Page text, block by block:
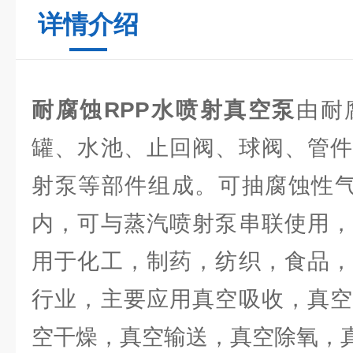
详情介绍
耐腐蚀RPP水喷射真空泵由耐
罐、水池、止回阀、球阀、管
射泵等部件组成。可抽腐蚀性
内，可与蒸汽喷射泵串联使用
用于化工，制药，纺织，食品
行业，主要应用真空吸收，真
空干燥，真空输送，真空除氧，